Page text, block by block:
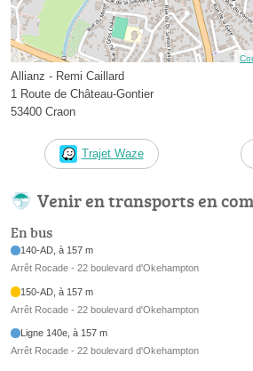
Allianz - Remi Caillard
1 Route de Château-Gontier
53400 Craon
Trajet Waze
Venir en transports en
En bus
140-AD, à 157 m
Arrêt Rocade - 22 boulevard d'Okehampton
150-AD, à 157 m
Arrêt Rocade - 22 boulevard d'Okehampton
Ligne 140e, à 157 m
Arrêt Rocade - 22 boulevard d'Okehampton